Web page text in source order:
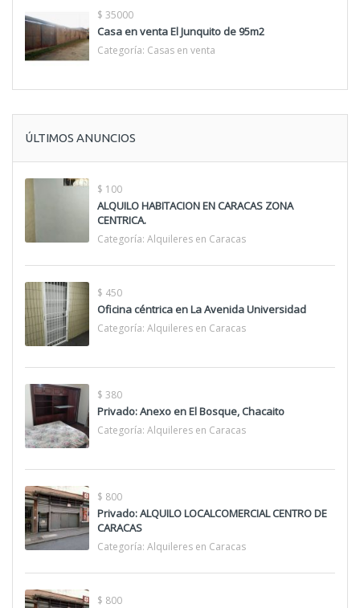
$ 35000
Casa en venta El Junquito de 95m2
Categoría: Casas en venta
ÚLTIMOS ANUNCIOS
$ 100
ALQUILO HABITACION EN CARACAS ZONA
CENTRICA.
Categoría: Alquileres en Caracas
$ 450
Oficina céntrica en La Avenida Universidad
Categoría: Alquileres en Caracas
$ 380
Privado: Anexo en El Bosque, Chacaito
Categoría: Alquileres en Caracas
$ 800
Privado: ALQUILO LOCALCOMERCIAL CENTRO DE
CARACAS
Categoría: Alquileres en Caracas
$ 800